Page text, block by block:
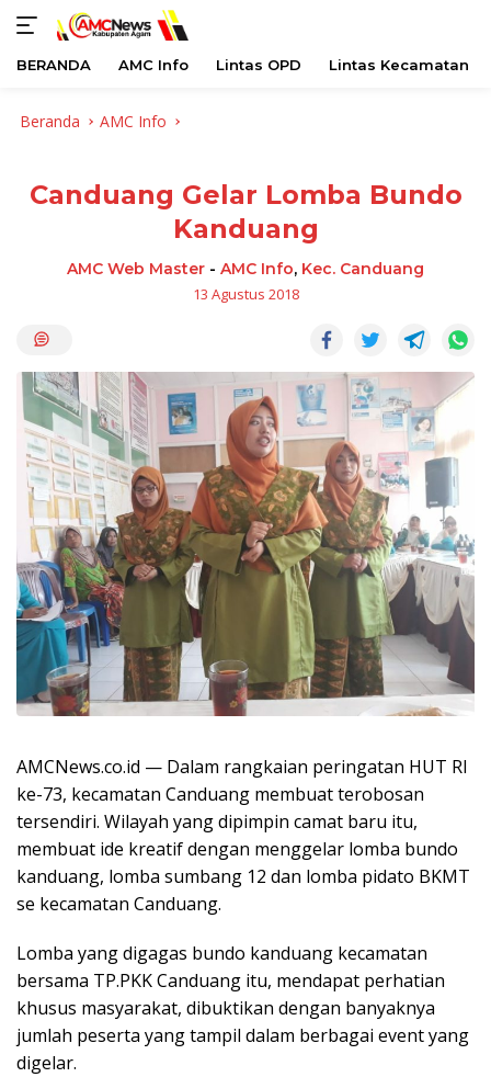
BERANDA AMC Info Lintas OPD Lintas Kecamatan
Beranda AMC Info
Canduang Gelar Lomba Bundo
Kanduang
AMC Web Master - AMC Info, Kec. Canduang
13 Agustus 2018
AMCNews.co.id — Dalam rangkaian peringatan HUT RI
ke-73, kecamatan Canduang membuat terobosan
tersendiri. Wilayah yang dipimpin camat baru itu,
membuat ide kreatif dengan menggelar lomba bundo
kanduang, lomba sumbang 12 dan lomba pidato BKMT
se kecamatan Canduang.
Lomba yang digagas bundo kanduang kecamatan
bersama TP.PKK Canduang itu, mendapat perhatian
khusus masyarakat, dibuktikan dengan banyaknya
jumlah peserta yang tampil dalam berbagai event yang
digelar.